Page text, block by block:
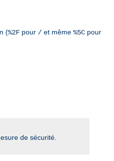
(%2F pour / et même %5C pour
de sécurité.